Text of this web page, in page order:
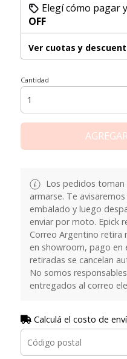
Elegí cómo pagar
OFF
Ver cuotas y
Cantidad
Los pedidos toman
armarse. Te
embalado y luego
enviar por moto. Epick
Correo Argentino retira
en showroom, pago en
retiradas se cancelan
No somos
entregados al correo
Calculá el costo de